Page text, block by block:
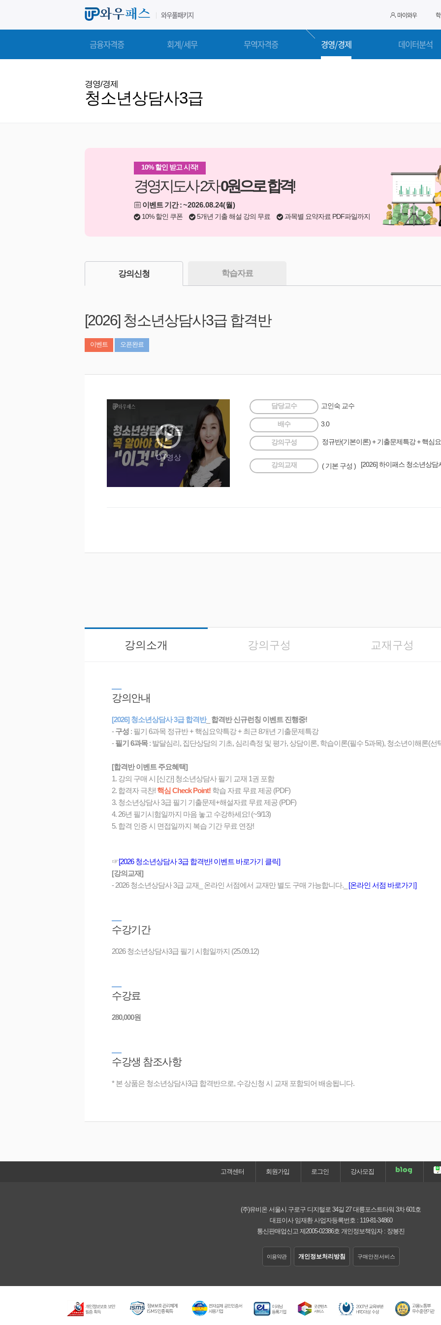
와우풀패키지
경영/경제
청소년상담사3급
금융자격증 회계/세무 무역자격증 경영/경제 데이터분석
마이와우
10% 할인 받고 시작!
경영지도사 2차0원으로 합격!
이벤트 기간 :~2026.08.24(월)
10% 할인 쿠폰 5개년 기출 해설 강의 무료 과목별 요약자료 PDF파일까지
강의신청 학습자료
[2026] 청소년상담사3급 합격반
이벤트 오픈완료
OT영상
담당교수 고인숙 교수
배수 3.0
강의구성 정규반(기본이론) + 기출문제특강 + 핵심
강의교재 ( 기본 구성 ) [2026] 하이패스 청소년상담
강의소개
강의안내
[2026] 청소년상담사 3급 합격반_ 합격반 신규런칭 이벤트 진행중!
-구성 : 필기 6과목 정규반 + 핵심요약특강 + 최근 8개년 기출문제특강
-필기 6과목: 발달심리, 집단상담의 기초, 심리측정 및 평가, 상담이론, 학습이론(필수 5과목), 청소년이해론(선
[합격반 이벤트 주요혜택]
1. 강의 구매 시 [신간] 청소년상담사 필기 교재 1권 포함
2. 합격자 극찬! 핵심 Check Point! 학습 자료 무료 제공 (PDF)
3. 청소년상담사 3급 필기 기출문제+해설자료 무료 제공 (PDF)
4. 26년 필기시험일까지 마음 놓고 수강하세요! (~9/13)
5. 합격 인증 시 면접일까지 복습 기간 무료 연장!
☞[2026 청소년상담사 3급 합격반! 이벤트 바로가기 클릭]
[강의교재]
- 2026 청소년상담사 3급 교재_ 온라인 서점에서 교재만 별도 구매 가능합니다._ [온라인 서점 바로가기]
수강기간
2026 청소년상담사3급 필기 시험일까지 (25.09.12)
수강료
280,000원
수강생 참조사항
* 본 상품은 청소년상담사3급 합격반으로, 수강신청 시 교재 포함되어 배송됩니다.
강의구성 교재구성
고객센터 회원가입 로그인 강사모집
(주)유비온 서울시 구로구 디지털로 34길 27 대륭포스트타워 3차 601호
대표이사 임재환 사업자등록번호 : 119-81-34860
통신판매업신고 제2005-02386호 개인정보책임자 : 장봉진
이용약관 개인정보처리방침 구매안전서비스